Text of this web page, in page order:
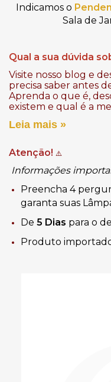
Indicamos o
Sala de
Qual a sua dúvida
Visite nosso blog e
precisa saber antes
Aprenda o que é,
existem e qual é a
Leia mais »
Atenção! ⚠️
Informações
Preencha 4
garanta suas
De 5 Dias para o
Produto